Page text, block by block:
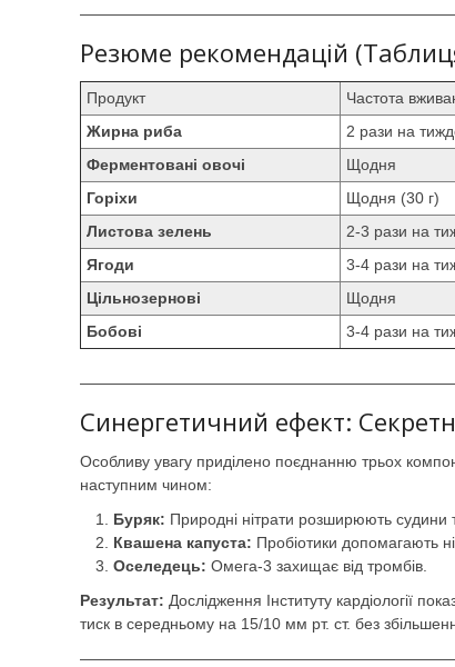
Резюме рекомендацій
Продукт Частота
Жирна риба
2 рази на
Ферментовані овочі
Щодня
Горіхи
Щодня (30 г)
Листова зелень
2-3 рази на
Ягоди
3-4 рази на
Цільнозернові
Щодня
Бобові
3-4 рази на
Синергетичний ефект:
Особливу увагу приділено поєднанню трьох
наступним чином:
Буряк: Природні нітрати розширюють судини
Квашена капуста: Пробіотики допомагають
Оселедець: Омега-3 захищає від тромбів.
Результат: Дослідження Інституту кардіології
тиск в середньому на 15/10 мм рт. ст. без